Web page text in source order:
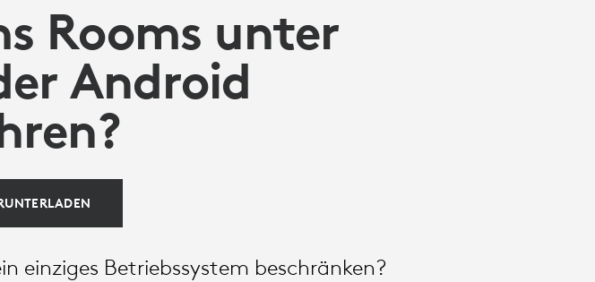
Rooms unter
Android
einziges Betriebssystem beschränken?